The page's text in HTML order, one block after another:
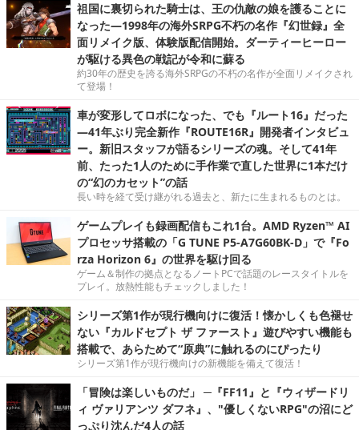
祖国に裏切られた騎士は、王の仇敵の娘を護ることに
なった―1998年の海外SRPG不朽の名作『幻世録』全
面リメイク版、体験版配信開始。ダーティーヒーロー
が駆ける異色の戦記が令和に蘇る
約30年の歴史を誇る海外SRPGの不朽の名作が全面リメイクされ
て登場！
車が変形してロボになった、でも『ルート16』だった
―41年ぶり完全新作『ROUTE16R』開発者インタビュ
ー。新旧スタッフが語るシリーズの魂。そして41年
前、たった1人のために手作業で直した世界に1本だけ
の“幻のカセット”の話
長い時を経て受け継がれる過去と、新たに生まれるものとは。
ゲームプレイも録画配信もこれ1台。AMD Ryzen™ AI
プロセッサ搭載の「G TUNE P5-A7G60BK-D」で『Fo
rza Horizon 6』の世界を駆け回る
ゲーム＆制作の拠点となるノートPCで話題のレースタイトルを
プレイ。放熱性能もチェックしました！
シリーズ第1作が現行機向けに復活！懐かしくも色褪せ
ない『カルドセプト ザ ファースト』遊びやすい機能も
搭載で、あらためて“原典”に触れるのにぴったり
シリーズ第1作が現行機向けの新機能を備えて復活！
「冒険は楽しいものだ」 ─『FF11』と『ウィザードリ
ィ ヴァリアンツ ダフネ』、"優しくないRPG"の沼にど
っぷり沈んだ4人の話